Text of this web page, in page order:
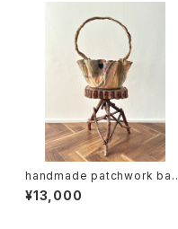
handmade patchwork bas
ket (folk art)
¥13,000